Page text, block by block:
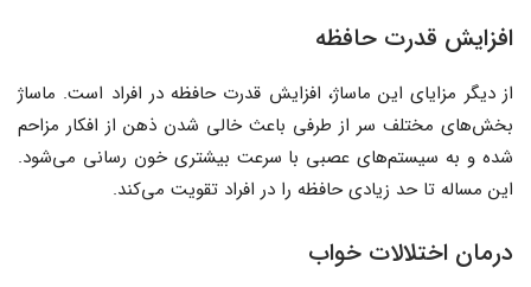
افزایش قدرت حافظه
از دیگر مزایای این ماساژ، افزایش قدرت حافظه در افراد است. ماساژ
بخش‌های مختلف سر از طرفی باعث خالی شدن ذهن از افکار مزاحم
شده و به سیستم‌های عصبی با سرعت بیشتری خون رسانی می‌شود.
این مساله تا حد زیادی حافظه را در افراد تقویت می‌کند.
درمان اختلالات خواب